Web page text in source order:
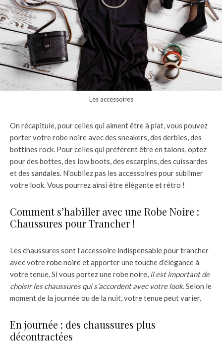
Les accessoires
On récapitule, pour celles qui aiment être à plat, vous pouvez
porter votre robe noire avec des sneakers, des derbies, des
bottines rock. Pour celles qui préfèrent être en talons, optez
pour des bottes, des low boots, des escarpins, des cuissardes
et des sandales. N’oubliez pas les accessoires pour sublimer
votre look. Vous pourrez ainsi être élégante et rétro !
Comment s’habiller avec une Robe Noire :
Chaussures pour Trancher !
Les chaussures sont l’accessoire indispensable pour trancher
avec votrerobe noireet apporter une touche d’élégance à
votre tenue. Si vous portez une robe noire, il est important de
choisir les chaussures qui s’accordent avec votre look.Selon le
moment de la journée ou de la nuit, votre tenue peut varier.
En journée : des chaussures plus
décontractées